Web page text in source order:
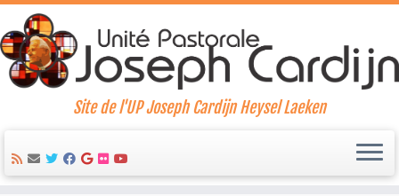
Site de l'UP Joseph Cardijn Heysel Laeken